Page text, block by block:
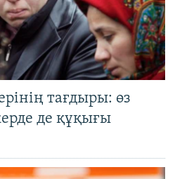
тағдыры: өз
де құқығы